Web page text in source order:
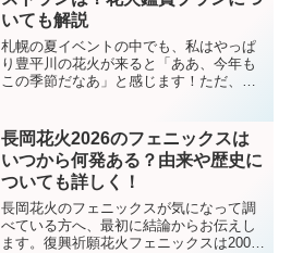
いても解説
札幌の夏イベントの中でも、私はやっぱ
り豊平川の花火が来ると「ああ、今年も
この季節だなあ」と感じます！ただ、河
んですよね汗そこで気になるのが、花火
が見えるレストランや、ホ...
長岡花火2026のフェニックスは
いつから何発ある？由来や歴史に
ついても詳しく！
長岡花火のフェニックスが気になって調
べている方へ、最初に結論からお伝えし
ます。復興祈願花火フェニックスは2005